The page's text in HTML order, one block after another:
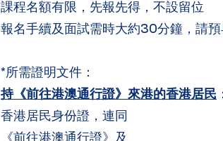
課程名額有限，先報先得，不設留位
報名手續及面試需時大約30分鐘，請
*所需證明文件：
持《前往港澳通行證》來港的香港居民 ：
香港居民身份證，連同
《前往港澳通行證》及